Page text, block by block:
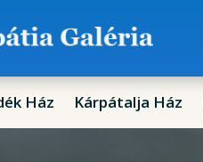
Ház Kárpátalja Ház